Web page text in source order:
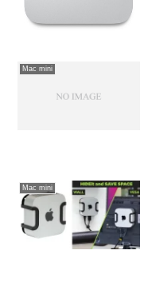
Mac mini
Mac mini